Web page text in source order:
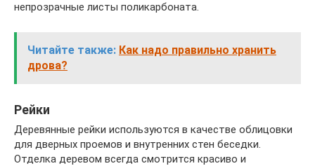
непрозрачные листы поликарбоната.
Читайте также: Как надо правильно хранить
дрова?
Рейки
Деревянные рейки используются в качестве облицовки
для дверных проемов и внутренних стен беседки.
Отделка деревом всегда смотрится красиво и